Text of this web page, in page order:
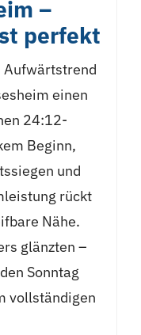
–
perfekt
Aufwärtstrend
einen
24:12-
Beginn,
und
rückt
Nähe.
glänzten –
Sonntag
vollständigen